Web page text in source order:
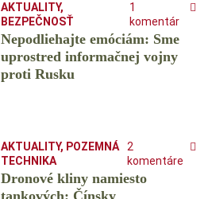
AKTUALITY,
BEZPEČNOSŤ
1
komentár
Nepodliehajte emóciám: Sme
uprostred informačnej vojny
proti Rusku
AKTUALITY, POZEMNÁ
TECHNIKA
2
komentáre
Dronové kliny namiesto